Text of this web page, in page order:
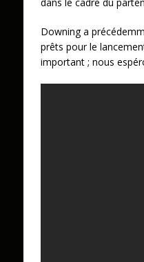
dans le cadre du
Downing a
prêts pour le
important ; nous